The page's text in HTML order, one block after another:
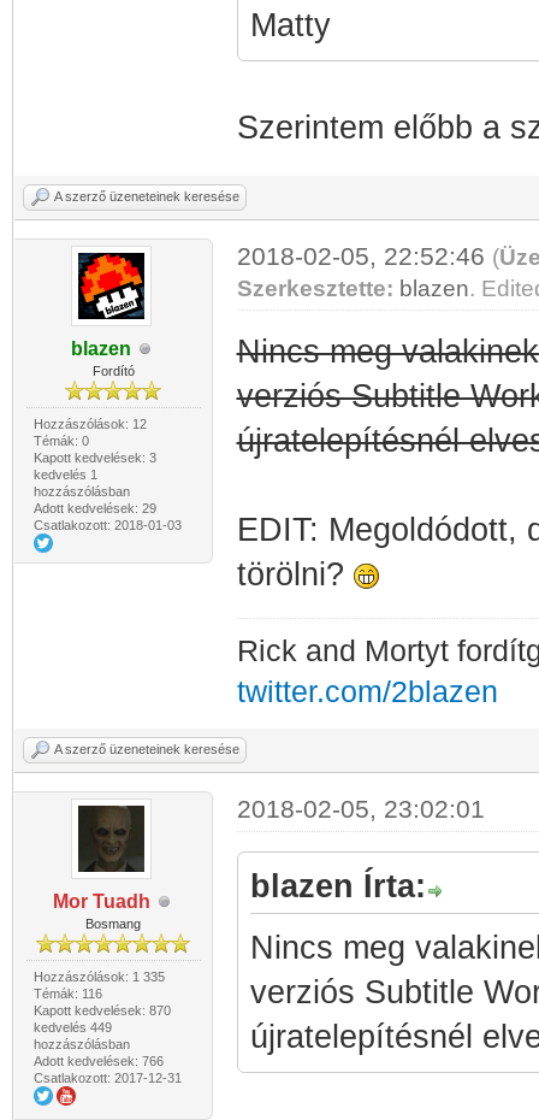
Matty
Szerintem előbb a
A szerző üzeneteinek keresése
blazen
Fordító
Hozzászólások: 12
Témák: 0
Kapott kedvelések: 3
kedvelés 1
hozzászólásban
Adott kedvelések: 29
Csatlakozott: 2018-01-03
2018-02-05, 22:52:46 (
Szerkesztette: blazen.
Nincs meg
verziós Subtitle
újratelepítésnél
EDIT: Megoldódott,
törölni?
Rick and Mortyt
twitter.com/2blazen
A szerző üzeneteinek keresése
Mor Tuadh
Bosmang
Hozzászólások: 1 335
Témák: 116
Kapott kedvelések: 870
kedvelés 449
hozzászólásban
Adott kedvelések: 766
Csatlakozott: 2017-12-31
2018-02-05, 23:02:01
blazen Írta:
Nincs meg
verziós Subtitle
újratelepítésnél